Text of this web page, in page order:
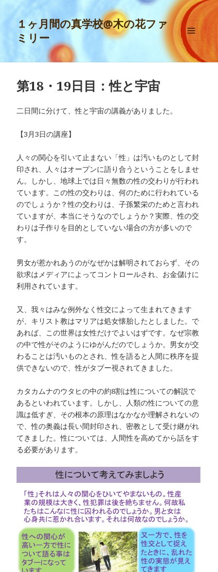
１ヶ月間の真学校@木の花ファ
ミリー
メニュ
ーとウ
ィジェ
第18・19日目：性と宇宙
二日間に分けて、性と宇宙の講義がありました。
【3月3日の講座】
人々の関心を引いて止まない「性」は汚いものとして封
印され、人々はオープンに語り合うということをしませ
ん。しかし、地球上では日々無数の性の交わりが行われ
ています。この性の交わりは、何のために行われている
のでしょうか？性の交わりは、子孫繁栄のためと言われ
ていますが、本当にそうなのでしょうか？実際、性の交
わりは子作りを目的としていない場合の方が多いので
す。
男女が惹かれあうのがなぜかは解明されておらず、その
欲求はメディアによってコントロールされ、お金儲けに
利用されています。
又、我々はみな例外なく性交によって生まれてきます
が、キリスト教はマリアは処女懐胎したとしました。で
あれば、この世界は女性だけでよいはずです。なぜ宗教
の中で性がそのようにゆがんだのでしょうか。男女が交
わることは汚いものとされ、性を語ると人間に秩序を提
供できないので、性がタブー視されてきました。
カタカムナのウタヒの中の約8割は性についての解説で
あるといわれています。しかし、人類の性についての意
識は低すぎ、その根本の原理はなかなか理解されないの
で、性の奥義は長い間封印され、密教として受け継がれ
てきました。性については、人間性を高めてから話をす
る必要があります。